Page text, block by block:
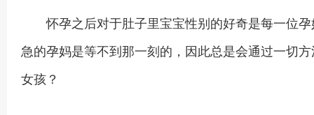
怀孕之后对于肚子里宝宝性别的好奇是每一位孕
急的孕妈是等不到那一刻的，因此总是会通过一切
女孩？